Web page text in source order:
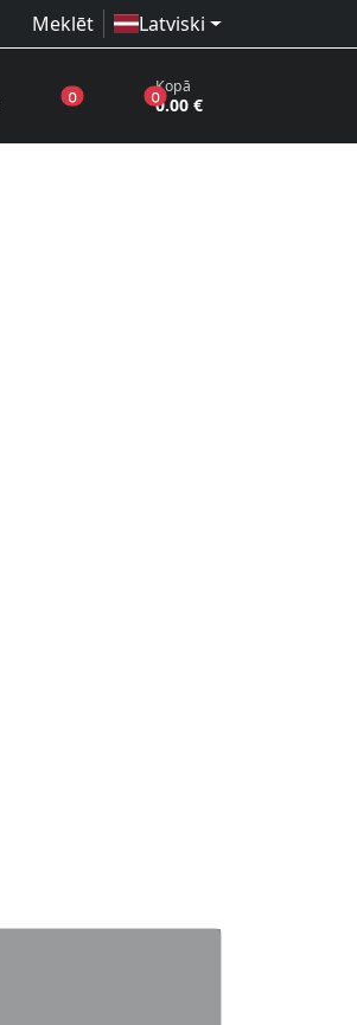
Meklēt Latviski
0produkti vēlmju sarakstā
0produkti grozā
Kopā
0.00 €